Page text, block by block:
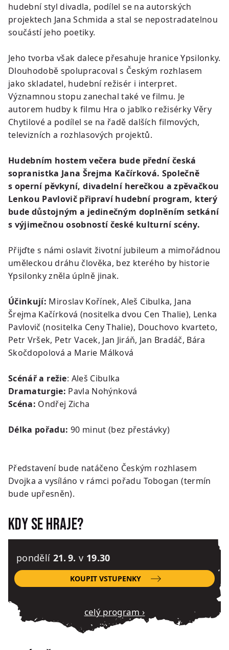
hudební styl divadla, podílel se na autorských
projektech Jana Schmida a stal se nepostradatelnou
součástí jeho poetiky.
Jeho tvorba však dalece přesahuje hranice Ypsilonky.
Dlouhodobě spolupracoval s Českým rozhlasem
jako skladatel, hudební režisér i interpret.
Významnou stopu zanechal také ve filmu. Je
autorem hudby k filmu Hra o jablko režisérky Věry
Chytilové a podílel se na řadě dalších filmových,
televizních a rozhlasových projektů.
Hudebním hostem večera bude přední česká
sopranistka Jana Šrejma Kačírková. Společně
s operní pěvkyní, divadelní herečkou a zpěvačkou
Lenkou Pavlovič připraví hudební program, který
bude důstojným a jedinečným doplněním setkání
s výjimečnou osobností české kulturní scény.
Přijďte s námi oslavit životní jubileum a mimořádnou
uměleckou dráhu člověka, bez kterého by historie
Ypsilonky zněla úplně jinak.
Účinkují: Miroslav Kořínek, Aleš Cibulka, Jana
Šrejma Kačírková (nositelka dvou Cen Thalie), Lenka
Pavlovič (nositelka Ceny Thalie), Douchovo kvarteto,
Petr Vršek, Petr Vacek, Jan Jiráň, Jan Bradáč, Bára
Skočdopolová a Marie Málková
Scénář a režie: Aleš Cibulka
Dramaturgie: Pavla Nohýnková
Scéna: Ondřej Zicha
Délka pořadu: 90 minut (bez přestávky)
Představení bude natáčeno Českým rozhlasem
Dvojka a vysíláno v rámci pořadu Tobogan (termín
bude upřesněn).
Kdy se hraje?
pondělí 21. 9. v 19.30
KOUPIT VSTUPENKY
Celý program ›